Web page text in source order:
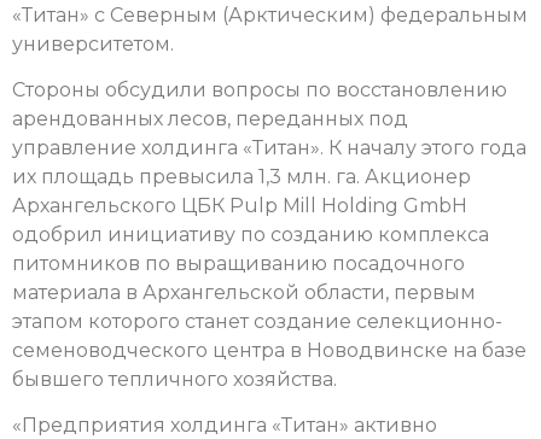
«Титан» с Северным (Арктическим) федеральным
университетом.
Стороны обсудили вопросы по восстановлению
арендованных лесов, переданных под
управление холдинга «Титан». К началу этого года
их площадь превысила 1,3 млн. га. Акционер
Архангельского ЦБК Pulp Mill Holding GmbH
одобрил инициативу по созданию комплекса
питомников по выращиванию посадочного
материала в Архангельской области, первым
этапом которого станет создание селекционно-
семеноводческого центра в Новодвинске на базе
бывшего тепличного хозяйства.
«Предприятия холдинга «Титан» активно